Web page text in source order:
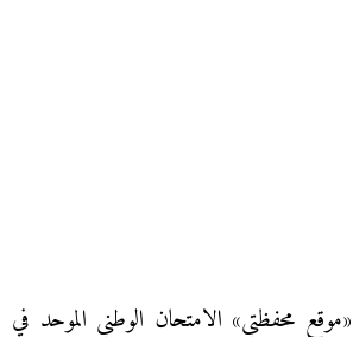
محفظتي» الامتحان الوطني الموحد في